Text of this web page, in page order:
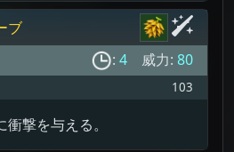
ブ
: 4 威力: 80
103
撃を与える。